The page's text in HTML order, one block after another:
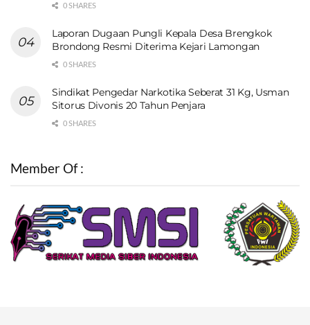
0 SHARES
Laporan Dugaan Pungli Kepala Desa Brengkok
Brondong Resmi Diterima Kejari Lamongan
0 SHARES
Sindikat Pengedar Narkotika Seberat 31 Kg, Usman
Sitorus Divonis 20 Tahun Penjara
0 SHARES
Member Of :